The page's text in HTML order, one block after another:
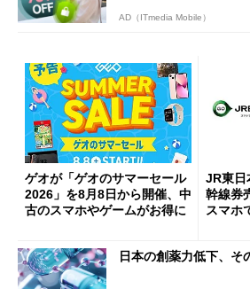
AD（ITmedia Mobile）
ゲオが「ゲオのサマーセール
2026」を8月8日から開催、中
古のスマホやゲームがお得に
JR東日
幹線券
スマホ
日本の創薬力低下、そ